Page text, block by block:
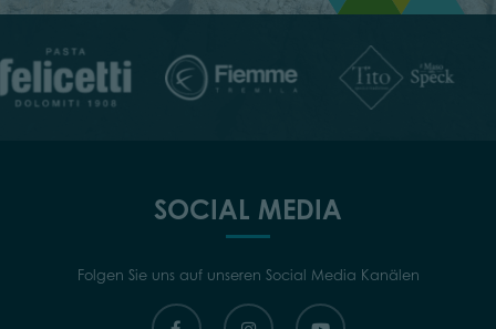
SOCIAL MEDIA
Folgen Sie uns auf unseren Social Media Kanälen